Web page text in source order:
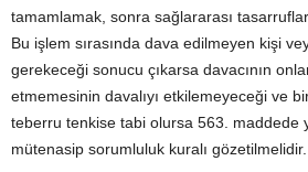
tamamlamak, sonra sağlararası
Bu işlem sırasında dava edilmeyen kişi
gerekeceği sonucu çıkarsa davacının
etmemesinin davalıyı etkilemeyeceği ve
teberru tenkise tabi olursa 563. maddede
mütenasip sorumluluk kuralı gözetilmelidir.